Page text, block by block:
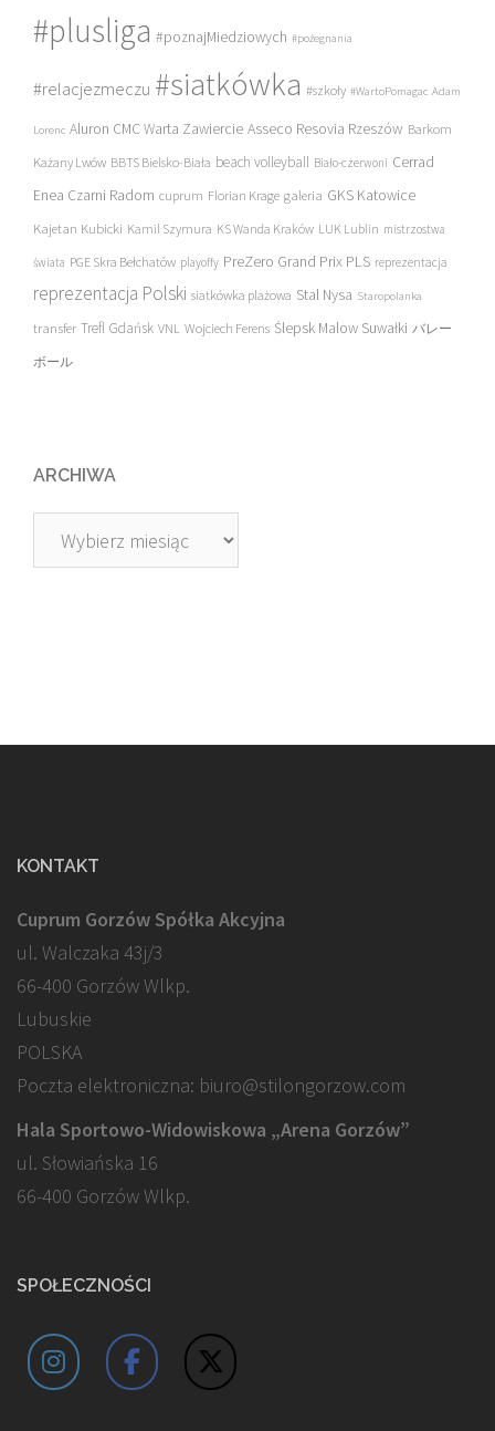
#plusliga #poznajMiedziowych #pożegnania
#relacjezmeczu #siatkówka #szkoły #WartoPomagac Adam
Lorenc Aluron CMC Warta Zawiercie Asseco Resovia Rzeszów Barkom
Każany Lwów BBTS Bielsko-Biała beach volleyball Biało-czerwoni Cerrad
Enea Czarni Radom cuprum Florian Krage galeria GKS Katowice
Kajetan Kubicki Kamil Szymura KS Wanda Kraków LUK Lublin mistrzostwa
świata PGE Skra Bełchatów playoffy PreZero Grand Prix PLS reprezentacja
reprezentacja Polski siatkówka plażowa Stal Nysa Staropolanka
transfer Trefl Gdańsk VNL Wojciech Ferens Ślepsk Malow Suwałki バレー
ボール
ARCHIWA
Archiwa
KONTAKT
Cuprum Gorzów Spółka Akcyjna
ul. Walczaka 43j/3
66-400 Gorzów Wlkp.
Lubuskie
POLSKA
Poczta elektroniczna: biuro@stilongorzow.com
Hala Sportowo-Widowiskowa „Arena Gorzów”
ul. Słowiańska 16
66-400 Gorzów Wlkp.
SPOŁECZNOŚCI